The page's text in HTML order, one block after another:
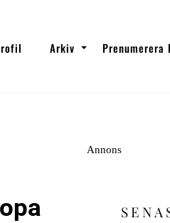
Arkiv Prenumerera
Annons